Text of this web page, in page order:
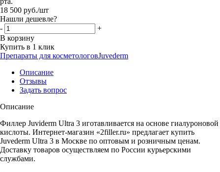
18 500 руб./шт
Нашли дешевле?
-
+
В корзину
Купить в 1 клик
Препараты для косметологовJuvederm
Описание
Отзывы
Задать вопрос
Описание
Филлер Juviderm Ultra 3 иготавливается на основе гиалуроновой
кислоты. Интернет-магазин «2filler.ru» предлагает купить
Juvederm Ultra 3 в Москве по оптовым и розничным ценам.
Доставку товаров осуществляем по России курьерскими
службами.